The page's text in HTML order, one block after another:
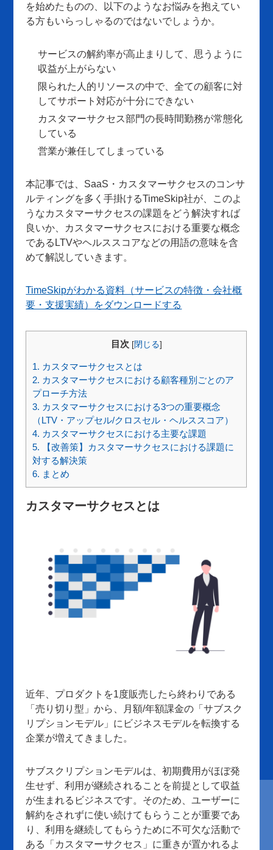
を始めたものの、以下のようなお悩みを抱えてい
る方もいらっしゃるのではないでしょうか。
サービスの解約率が高止まりして、思うように
収益が上がらない
限られた人的リソースの中で、全ての顧客に対
してサポート対応が十分にできない
カスタマーサクセス部門の長時間勤務が常態化
している
営業が兼任してしまっている
本記事では、SaaS・カスタマーサクセスのコンサ
ルティングを多く手掛けるTimeSkip社が、このよ
うなカスタマーサクセスの課題をどう解決すれば
良いか、カスタマーサクセスにおける重要な概念
であるLTVやヘルススコアなどの用語の意味を含
めて解説していきます。
TimeSkipがわかる資料（サービスの特徴・会社概
要・支援実績）をダウンロードする
目次 [閉じる]
1. カスタマーサクセスとは
2. カスタマーサクセスにおける顧客種別ごとのア
プローチ方法
3. カスタマーサクセスにおける3つの重要概念
（LTV・アップセル/クロスセル・ヘルススコア）
4. カスタマーサクセスにおける主要な課題
5. 【改善策】カスタマーサクセスにおける課題に
対する解決策
6. まとめ
カスタマーサクセスとは
近年、プロダクトを1度販売したら終わりである
「売り切り型」から、月額/年額課金の「サブスク
リプションモデル」にビジネスモデルを転換する
企業が増えてきました。
サブスクリプションモデルは、初期費用がほぼ発
生せず、利用が継続されることを前提として収益
が生まれるビジネスです。そのため、ユーザーに
解約をされずに使い続けてもらうことが重要であ
り、利用を継続してもらうために不可欠な活動で
ある「カスタマーサクセス」に重きが置かれるよ